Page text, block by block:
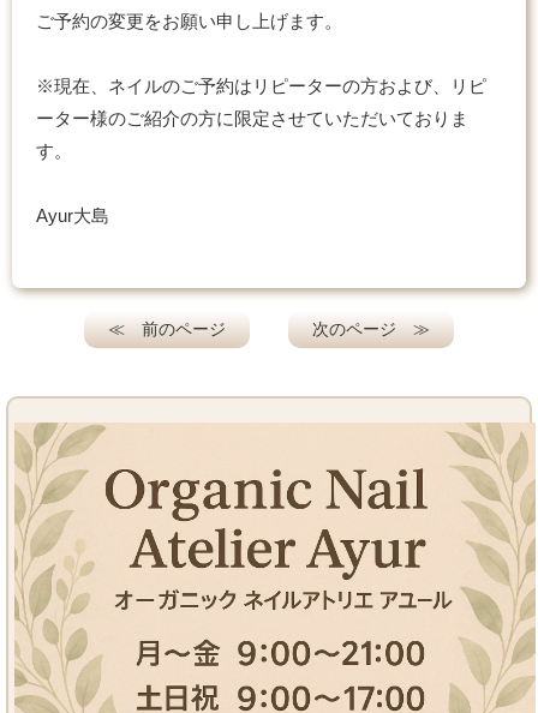
ご予約の変更をお願い申し上げます。
※現在、ネイルのご予約はリピーターの方および、リピ
ーター様のご紹介の方に限定させていただいておりま
す。
Ayur大島
≪ 前のページ 次のページ ≫